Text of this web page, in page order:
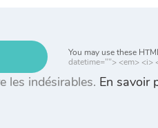
You may use these
datetime=""> <em> <i>
les indésirables. En savoir